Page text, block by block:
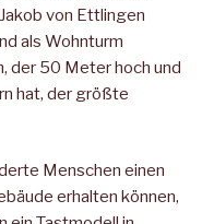
von Ettlingen
als Wohnturm
der 50 Meter hoch und
hat, der größte
Menschen einen
erhalten können,